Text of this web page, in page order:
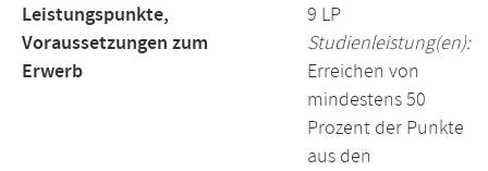
Leistungspunkte,
Voraussetzungen zum
Erwerb
9 LP
Studienleistung(en):
Erreichen von
mindestens 50
Prozent der Punkte
aus den